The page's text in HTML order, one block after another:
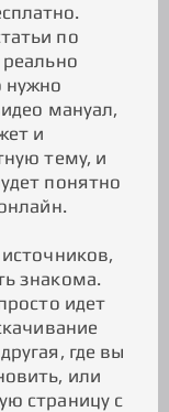
по
нужно
мануал,
и
тему, и
понятно
знакома.
идет
где вы
или
страницу с